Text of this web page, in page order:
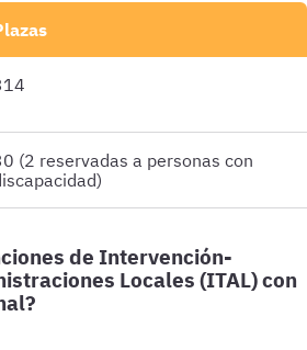
(2 reservadas a personas con
de Intervención-
Locales (ITAL) con